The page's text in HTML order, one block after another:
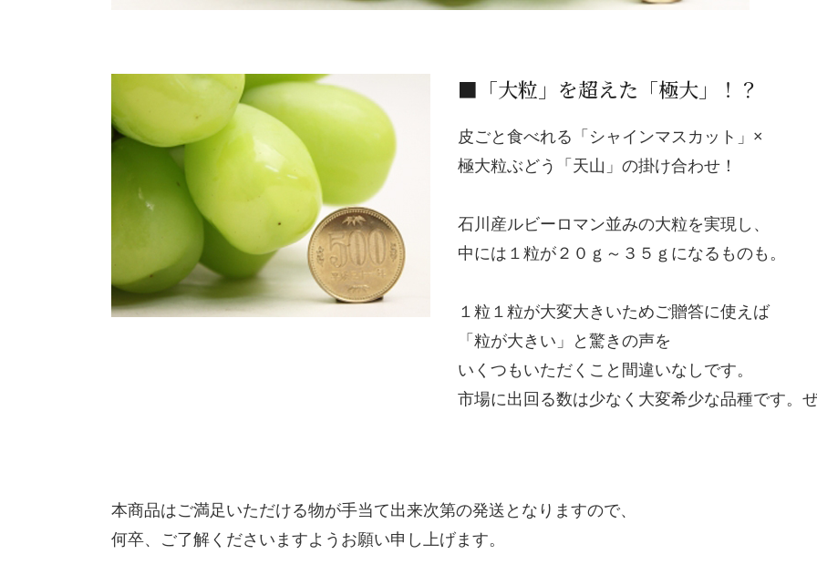
■「大粒」を超えた「極大」！？
皮ごと食べれる「シャインマスカット」×
極大粒ぶどう「天山」の掛け合わせ！
石川産ルビーロマン並みの大粒を実現し、
中には１粒が２０ｇ～３５ｇになるものも。
１粒１粒が大変大きいためご贈答に使えば
「粒が大きい」と驚きの声を
いくつもいただくこと間違いなしです。
市場に出回る数は少なく大変希少な品種です。
本商品はご満足いただける物が手当て出来次第の発送となりますので、
何卒、ご了解くださいますようお願い申し上げます。